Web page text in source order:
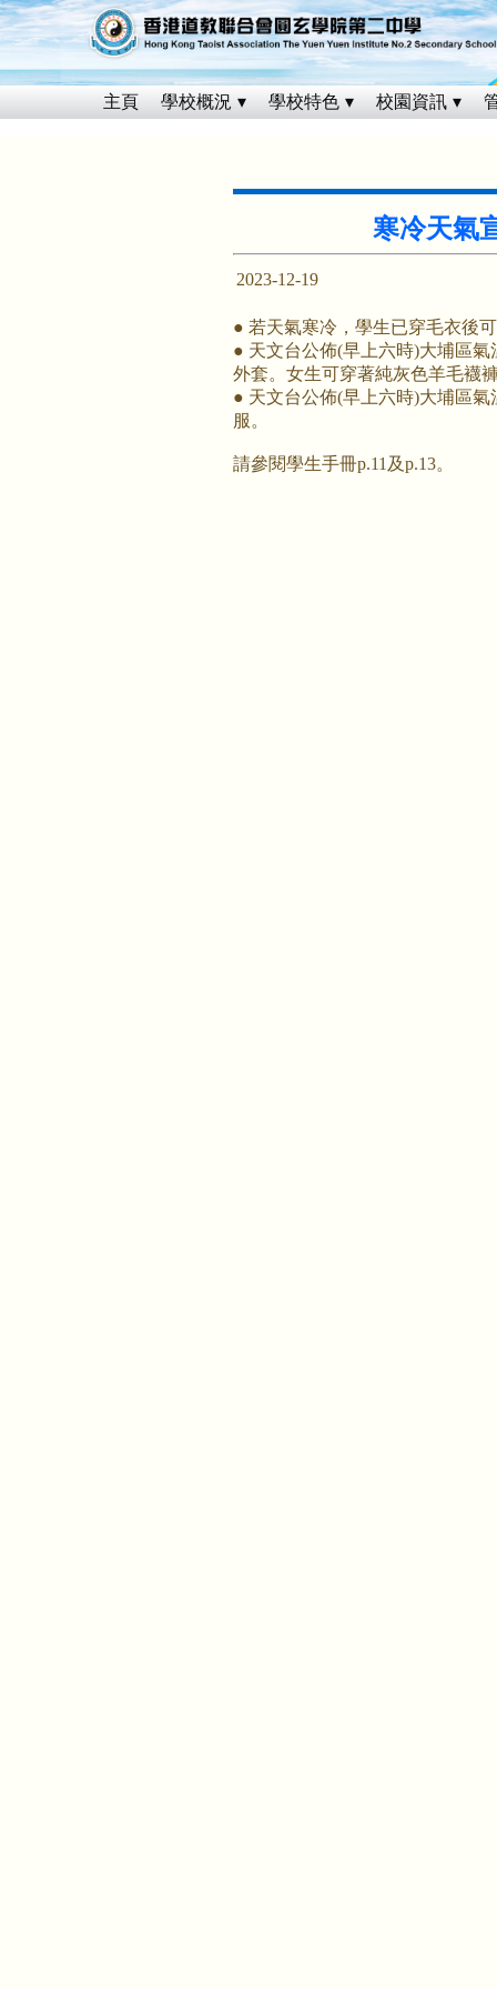
主頁 學校概況 學校特色 校園資訊
寒冷天氣
2023-12-19
● 若天氣寒冷，學生已穿毛衣後
● 天文台公佈(早上六時)大埔區
外套。女生可穿著純灰色羊毛襪
● 天文台公佈(早上六時)大埔區
服。
請參閱學生手冊p.11及p.13。